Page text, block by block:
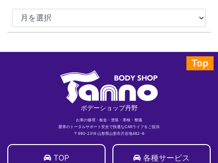
Top
ボデーショップ丹野
お車の修理・板金・塗装・車検・整備
愛車のトータルサポート安全で快適なCARライフをご提供
〒990-2316 山形県山形市片谷地482−6
TOP 各種サービス